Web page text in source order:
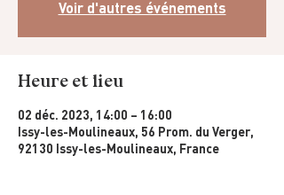
Voir d'autres événements
Heure et lieu
02 déc. 2023, 14:00 – 16:00
Issy-les-Moulineaux, 56 Prom. du Verger,
92130 Issy-les-Moulineaux, France